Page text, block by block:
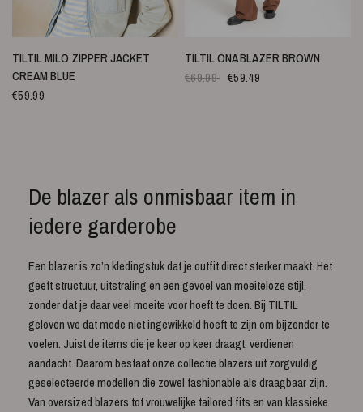
SNELLE WEERGAVE
TILTIL MILO ZIPPER JACKET
CREAM BLUE
€59.99
SNELLE WEERGAVE
TILTIL ONA BLAZER BROWN
€69.99 €59.49
De blazer als onmisbaar item in
iedere garderobe
Een blazer is zo’n kledingstuk dat je outfit direct sterker maakt. Het
geeft structuur, uitstraling en een gevoel van moeiteloze stijl,
zonder dat je daar veel moeite voor hoeft te doen. Bij TILTIL
geloven we dat mode niet ingewikkeld hoeft te zijn om bijzonder te
voelen. Juist de items die je keer op keer draagt, verdienen
aandacht. Daarom bestaat onze collectie blazers uit zorgvuldig
geselecteerde modellen die zowel fashionable als draagbaar zijn.
Van oversized blazers tot vrouwelijke tailored fits en van klassieke